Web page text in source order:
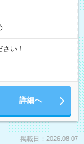
い！
詳細へ
掲載日：2026.08.07